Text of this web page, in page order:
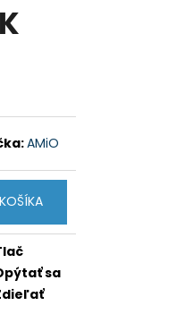
AMiO
sa
Nasledujúce